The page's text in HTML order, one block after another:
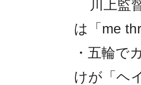
川上監
は「me
・五輪で
けが「ヘ